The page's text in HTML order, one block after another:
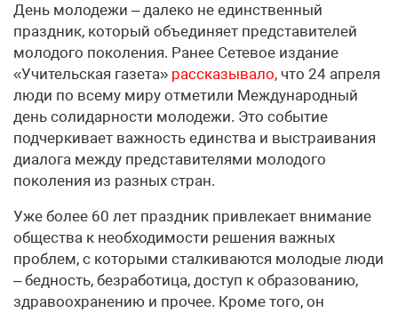
День молодежи – далеко не единственный
праздник, который объединяет представителей
молодого поколения. Ранее Сетевое издание
«Учительская газета» рассказывало, что 24 апреля
люди по всему миру отметили Международный
день солидарности молодежи. Это событие
подчеркивает важность единства и выстраивания
диалога между представителями молодого
поколения из разных стран.
Уже более 60 лет праздник привлекает внимание
общества к необходимости решения важных
проблем, с которыми сталкиваются молодые люди
– бедность, безработица, доступ к образованию,
здравоохранению и прочее. Кроме того, он